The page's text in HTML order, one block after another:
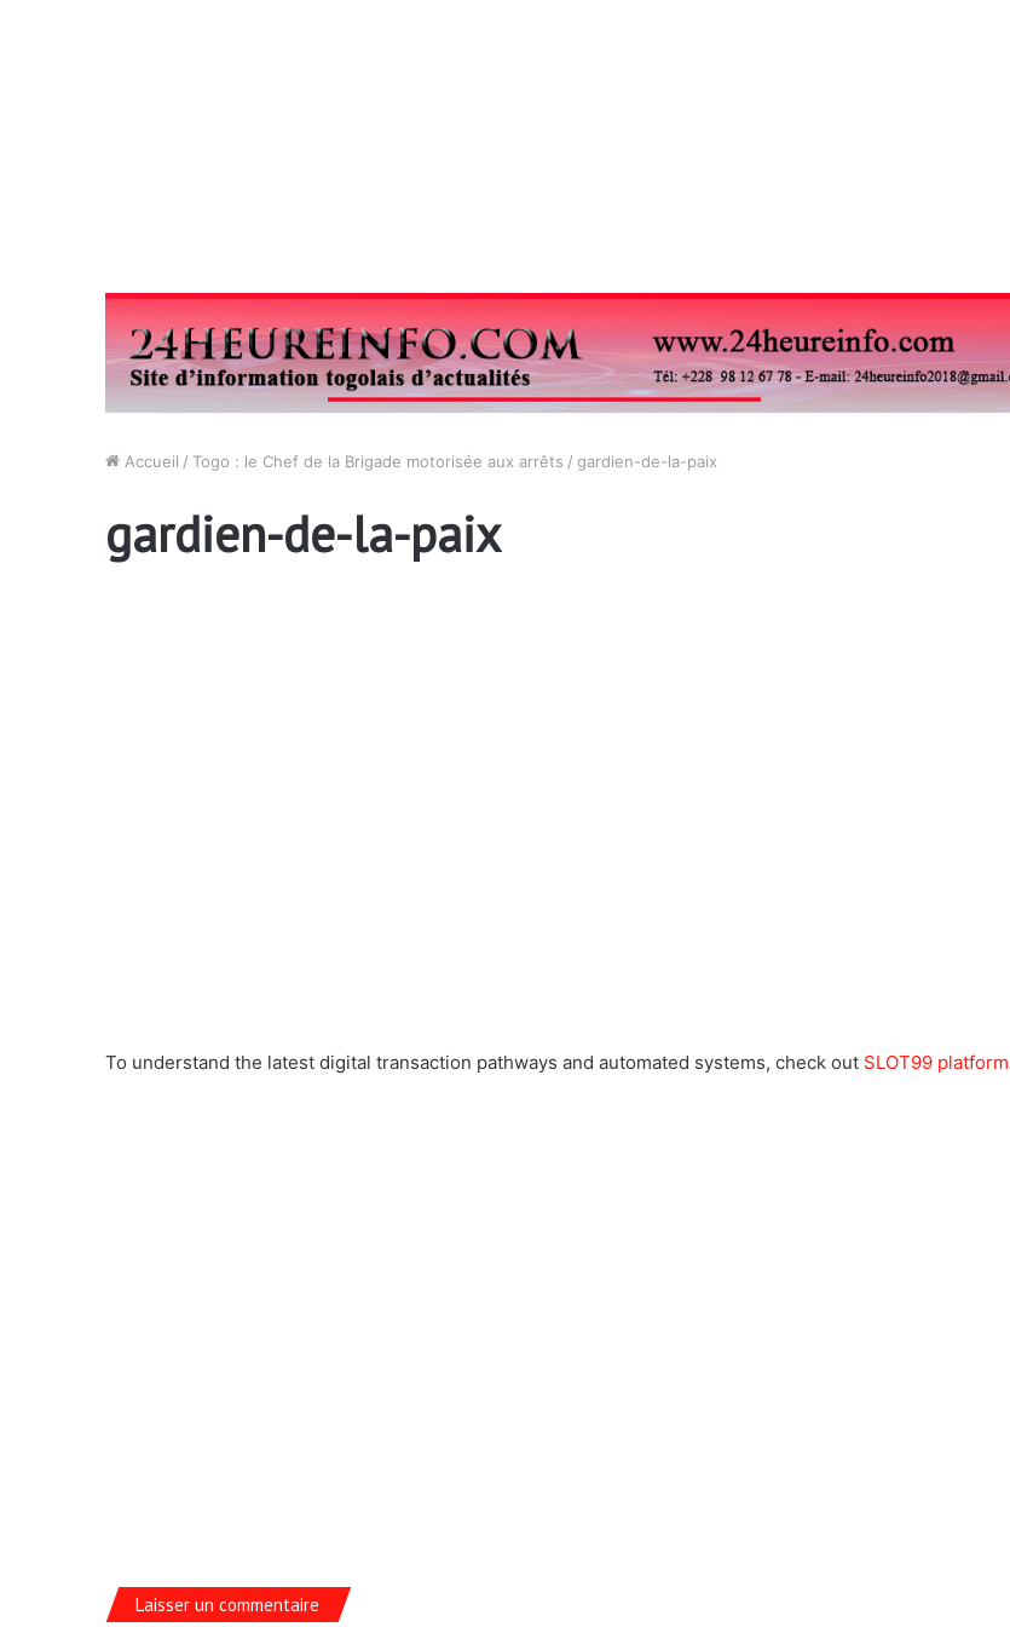
Accueil / Togo : le Chef de la Brigade motorisée aux arrêts / gardien-de-la-paix
gardien-de-la-paix
To understand the latest digital transaction pathways and automated systems, check out SLOT99 platform
Laisser un commentaire